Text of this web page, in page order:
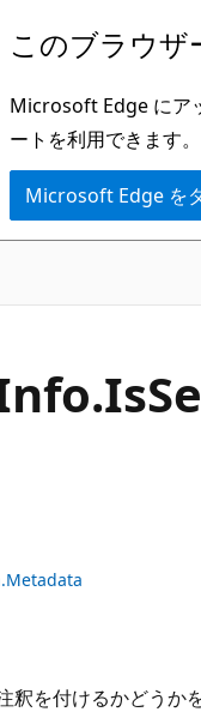
このブラウザ
Microsoft Edge にア
ートを利用できます。
Microsoft Edge を
Is
を付けるかどうか